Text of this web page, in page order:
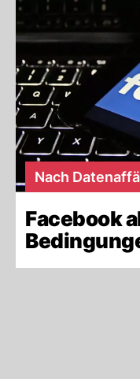
Nach
Facebook